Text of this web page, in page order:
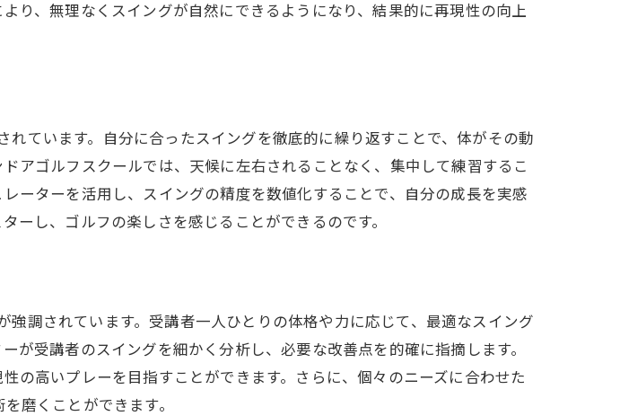
徴
習得
高めよう
探求
アドバイス
する
く
り、無理なくスイングが自然にできるようになり、結果的に再現性の向上
ています。自分に合ったスイングを徹底的に繰り返すことで、体がその動
アゴルフスクールでは、天候に左右されることなく、集中して練習するこ
ーターを活用し、スイングの精度を数値化することで、自分の成長を実感
ーし、ゴルフの楽しさを感じることができるのです。
調されています。受講者一人ひとりの体格や力に応じて、最適なスイング
受講者のスイングを細かく分析し、必要な改善点を的確に指摘します。
の高いプレーを目指すことができます。さらに、個々のニーズに合わせた
磨くことができます。